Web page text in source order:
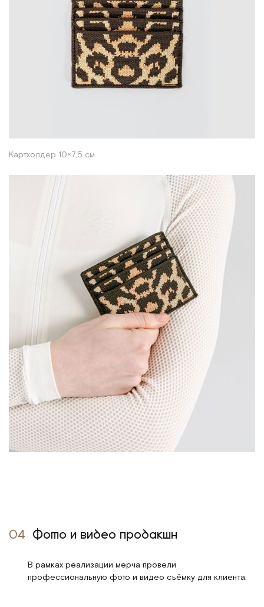
Картхолдер 10×7,5 см.
04 Фото и видео продакшн
В рамках реализации мерча провели
профессиональную фото и видео съёмку для клиента.